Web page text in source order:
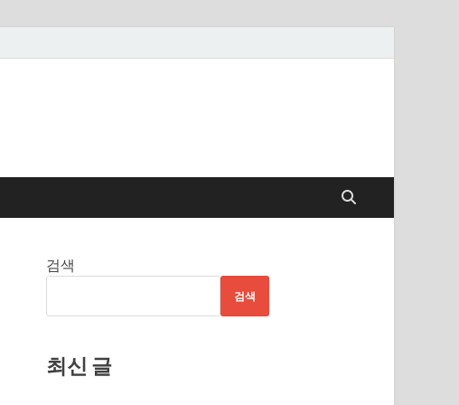
검색
검색
최신 글